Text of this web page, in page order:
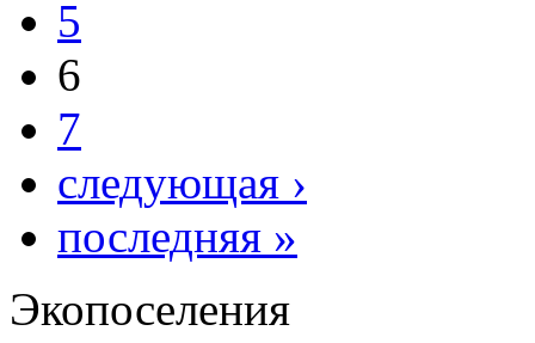
5
6
7
следующая ›
последняя »
Экопоселения